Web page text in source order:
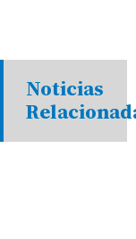
Noticias